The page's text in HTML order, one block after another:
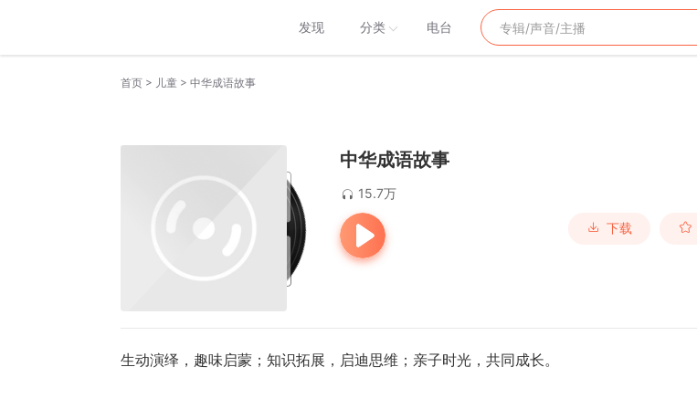
发现 分类 电台
首页 > 儿童 > 中华成语故事
中华成语故事
15.7万
下载
生动演绎，趣味启蒙；知识拓展，启迪思维；亲子时光，共同成长。